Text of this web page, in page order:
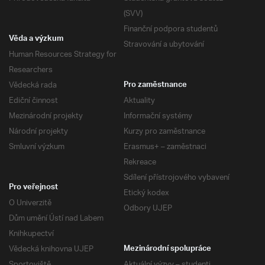
(SVV)
Finanční podpora studentů
Stravování a ubytování
Věda a výzkum
Human Resources Strategy for
Researchers
Vědecká rada
Ediční činnost
Mezinárodní projekty
Národní projekty
Smluvní výzkum
Pro zaměstnance
Aktuality
Informační systémy
Kurzy pro zaměstnance
Erasmus+ – zaměstnaci
Rekreace
Sdílení přístrojového vybavení
Etický kodex
Odbory UJEP
Pro veřejnost
O Univerzitě
Dům umění Ústí nad Labem
Knihkupectví
Vědecká knihovna UJEP
Mezinárodní spolupráce